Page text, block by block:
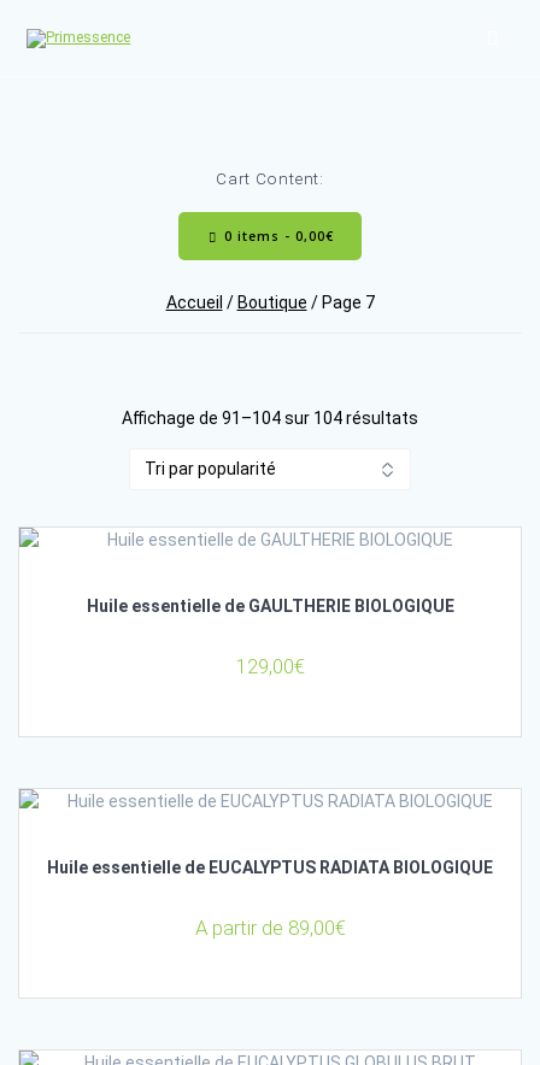
Cart Content:
0 items - 0,00€
Accueil / Boutique / Page 7
Affichage de 91–104 sur 104 résultats
Huile essentielle de GAULTHERIE BIOLOGIQUE
129,00€
Huile essentielle de EUCALYPTUS RADIATA BIOLOGIQUE
A partir de 89,00€